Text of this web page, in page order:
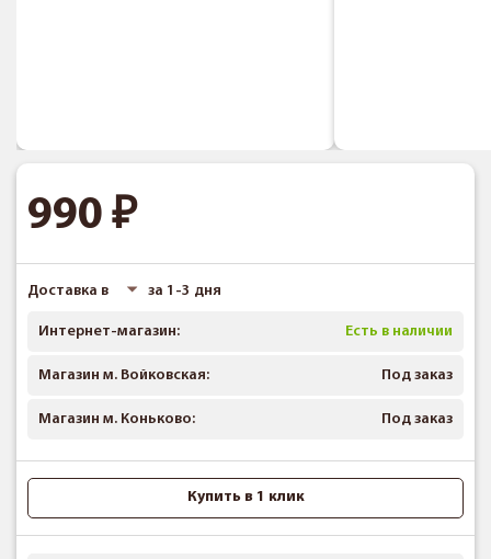
990
Доставка в за 1-3 дня
Интернет-магазин: Есть в наличии
Магазин м. Войковская: Под заказ
Магазин м. Коньково: Под заказ
Купить в 1 клик